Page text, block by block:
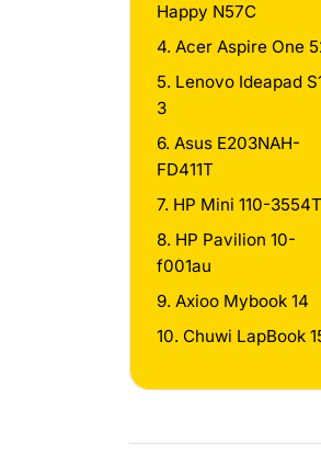
Happy N57C
4. Acer Aspire One
5. Lenovo Ideapad
3
6. Asus E203NAH-
FD411T
7. HP Mini 110-
8. HP Pavilion 10-
f001au
9. Axioo Mybook 14
10. Chuwi LapBook